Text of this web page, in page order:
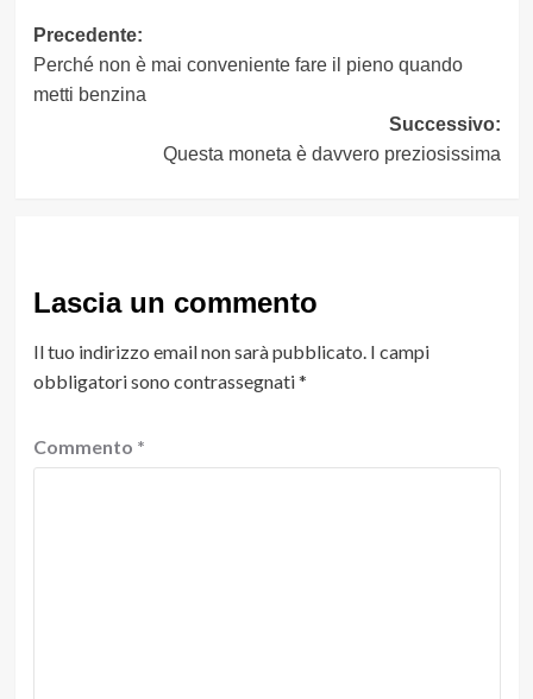
Navigazione
articolo
Precedente:
Perché non è mai conveniente fare il pieno quando
metti benzina
Successivo:
Questa moneta è davvero preziosissima
Lascia un commento
Il tuo indirizzo email non sarà pubblicato. I campi
obbligatori sono contrassegnati*
Commento *